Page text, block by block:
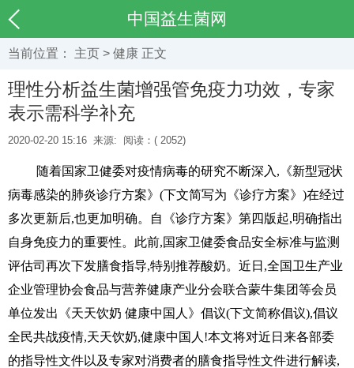
中国益生菌网
当前位置： 主页 > 健康 正文
理性分析益生菌增强管免疫力功效，专家
表示需科学补充
2020-02-20 15:16 来源: 阅读：( 2052)
随着国家卫健委对疫情病毒的研究不断深入,《新型冠状
病毒感染的肺炎诊疗方案》(下文简写为《诊疗方案》)在经过
多次更新后,也更加明确。自《诊疗方案》第四版起,明确指出
自身免疫力的重要性。此前,国家卫健委食品安全标准与监测
评估司再次下发膳食指导,特别推荐酸奶。近日,全国卫生产业
企业管理协会食品与营养健康产业分会联合蒙牛集团等会员
单位发出《天天饮奶 健康中国人》倡议(下文简称倡议),倡议
全民共战疫情,天天饮奶,健康中国人!本文将对近日来各部委
的指导性文件以及专家对消费者的膳食指导性文件进行解读,